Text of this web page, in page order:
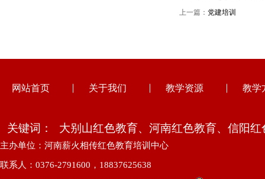
上一篇： 党建培训
网站首页 关于我们 教学资源 教学
关键词： 大别山红色教育、河南红色教育、信阳
主办单位：河南薪火相传红色教育培训中心
联系人：0376-2791600，18837625638